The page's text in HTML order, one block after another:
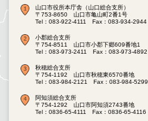
山口市役所本庁舎（山口総合支所）
〒753-8650 山口市亀山町2番1号
Tel：083-922-4111
Fax：083-934-2944
小郡総合支所
〒754-8511 山口市小郡下郷609番地1
Tel：083-973-2411
Fax：083-973-4892
秋穂総合支所
〒754-1192 山口市秋穂東6570番地
Tel：083-984-2121
Fax：083-984-5299
阿知須総合支所
〒754-1292 山口市阿知須2743番地
Tel：0836-65-4111
Fax：0836-65-4116